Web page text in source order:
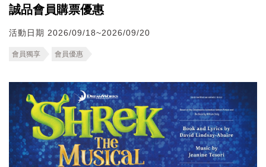
誠品會員購票優惠
活動日期 2026/09/18~2026/09/20
會員獨享 會員優惠